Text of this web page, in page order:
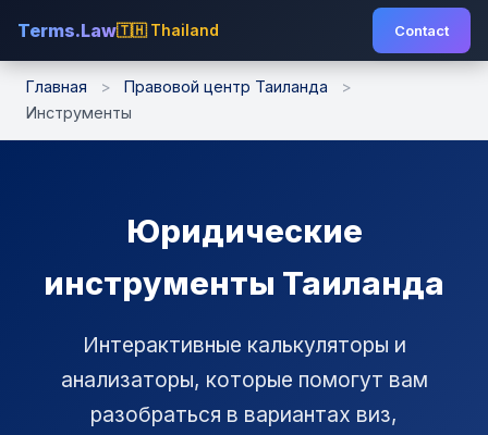
🇺🇸🇷🇺
Terms.Law🇹🇭 Thailand Contact
Главная > Правовой центр Таиланда
>
Инструменты
Юридические
инструменты Таиланда
Интерактивные калькуляторы и
анализаторы, которые помогут вам
разобраться в вариантах виз,